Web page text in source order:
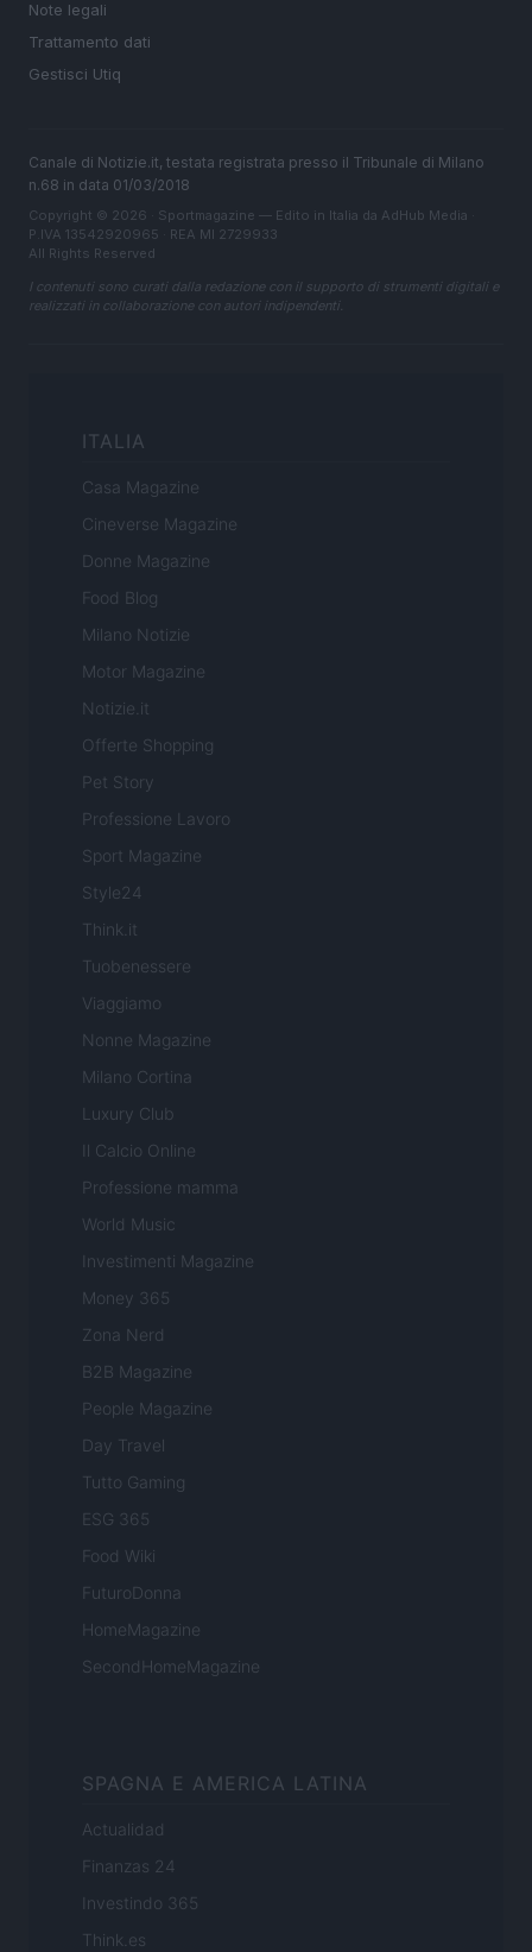
Note legali
Trattamento dati
Gestisci Utiq
Canale di Notizie.it, testata registrata presso il Tribunale di Milano
n.68 in data 01/03/2018
Copyright © 2026 · Sportmagazine — Edito in Italia da AdHub Media
P.IVA 13542920965 · REA MI 2729933
All Rights Reserved
I contenuti sono curati dalla redazione con il supporto di strumenti digitali e
realizzati in collaborazione con autori indipendenti.
ITALIA
Casa Magazine
Cineverse Magazine
Donne Magazine
Food Blog
Milano Notizie
Motor Magazine
Notizie.it
Offerte Shopping
Pet Story
Professione Lavoro
Sport Magazine
Style24
Think.it
Tuobenessere
Viaggiamo
Nonne Magazine
Milano Cortina
Luxury Club
Il Calcio Online
Professione mamma
World Music
Investimenti Magazine
Money 365
Zona Nerd
B2B Magazine
People Magazine
Day Travel
Tutto Gaming
ESG 365
Food Wiki
FuturoDonna
HomeMagazine
SecondHomeMagazine
SPAGNA E AMERICA LATINA
Actualidad
Finanzas 24
Investindo 365
Think.es